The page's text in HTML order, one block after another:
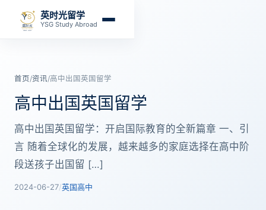
英时光留学
YSG Study Abroad
首页/资讯/高中出国英国留学
高中出国英国留学
高中出国英国留学：开启国际教育的全新篇章 一、引
言 随着全球化的发展，越来越多的家庭选择在高中阶
段送孩子出国留 […]
2024-06-27/英国高中